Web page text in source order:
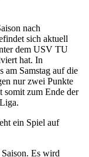
nach
sich aktuell
dem USV TU
hat. In
am Samstag auf die
nur zwei Punkte
somit zum Ende der
ein Spiel auf
Es wird